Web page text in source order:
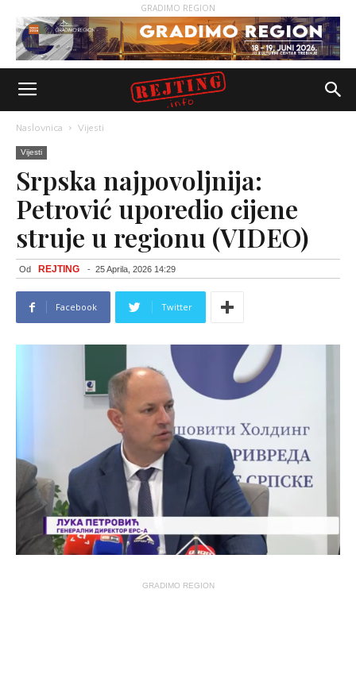
GRADIMO REGION
Naslovnica Vijesti
Vijesti
Srpska najpovoljnija:
Petrović uporedio cijene
struje u regionu (VIDEO)
Od REJTING - 25 Aprila, 2026 14:29
Facebook Twitter
GRADIMO REGION